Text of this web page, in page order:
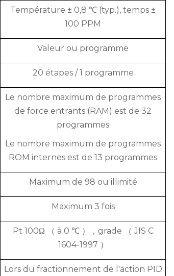
Température ± 0,8 ℃ (typ.), temps ±
100 PPM
Valeur ou programme
20 étapes / 1 programme
Le nombre maximum de programmes
de force entrants (RAM) est de 32
programmes
Le nombre maximum de programmes
ROM internes est de 13 programmes
Maximum de 98 ou illimité
Maximum 3 fois
Pt 100Ω （ à 0 ℃ ），grade （ JIS C
1604-1997 ）
Lors du fractionnement de l'action PID